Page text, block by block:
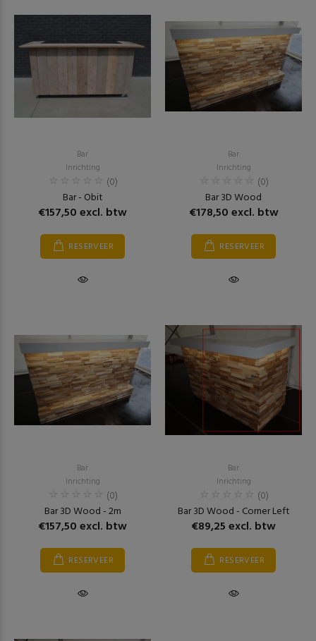
Bar
Inrichting
(0)
Bar - Obit
€157,50 excl. btw
RESERVEER
Bar
Inrichting
(0)
Bar 3D Wood
€178,50 excl. btw
RESERVEER
Bar
Inrichting
(0)
Bar 3D Wood - 2m
€157,50 excl. btw
RESERVEER
Bar
Inrichting
(0)
Bar 3D Wood - Corner Left
€89,25 excl. btw
RESERVEER